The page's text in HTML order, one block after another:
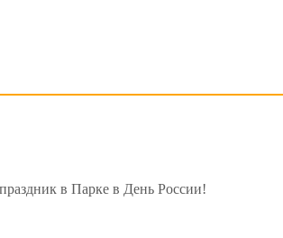
в Парке в День России!